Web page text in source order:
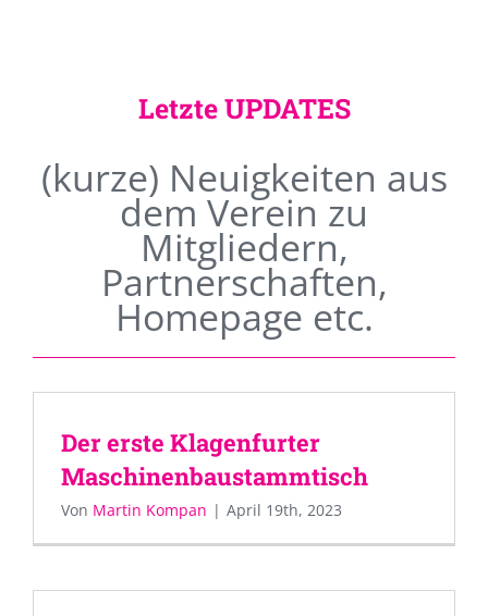
Letzte UPDATES
(kurze) Neuigkeiten aus
dem Verein zu
Mitgliedern,
Partnerschaften,
Homepage etc.
Der erste Klagenfurter
Maschinenbaustammtisch
Von Martin Kompan | April 19th, 2023